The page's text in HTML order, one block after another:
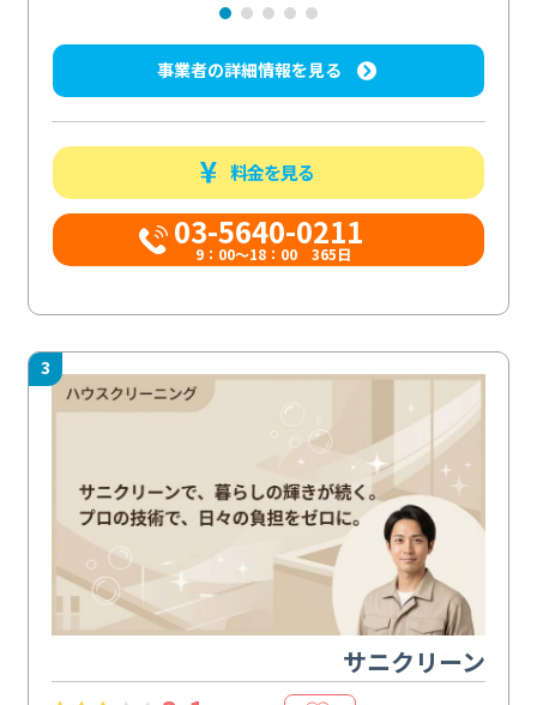
事業者の詳細情報を見る
料金を見る
03-5640-0211
9：00～18：00 365日
3
サニクリーン